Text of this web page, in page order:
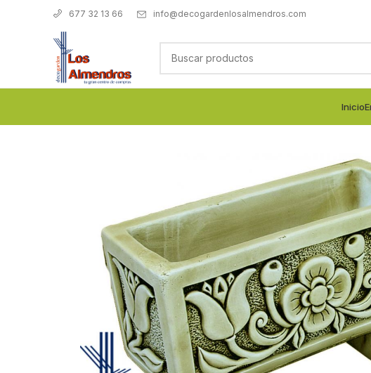
677 32 13 66 info@decogardenlosalmendros.com
Inicio